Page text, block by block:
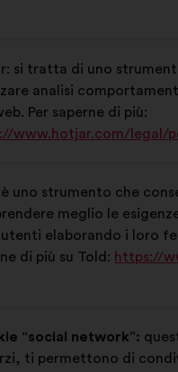
si tratta di uno
analisi
Per saperne di più:
www.hotjar.com/legal/
uno strumento che
meglio le
elaborando i loro
di più su Told: https://
“social network”:
ti permettono di